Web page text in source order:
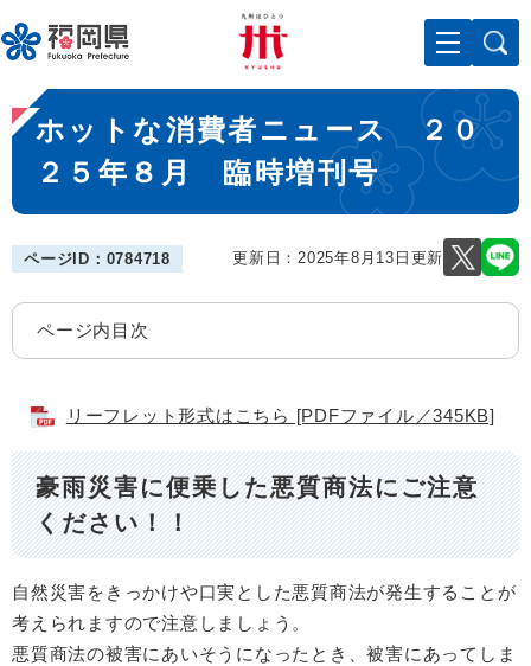
ー
ジ
先
頭
。
メニューを飛ばして本文へ
本
文
ホットな消費者ニュース ２０
２５年８月 臨時増刊号
ページID：0784718 更新日：2025年8月13日更新
ページ内目次
リーフレット形式はこちら [PDFファイル／345KB]
豪雨災害に便乗した悪質商法にご注意
ください！！
自然災害をきっかけや口実とした悪質商法が発生することが
考えられますので注意しましょう。
悪質商法の被害にあいそうになったとき、被害にあってしま